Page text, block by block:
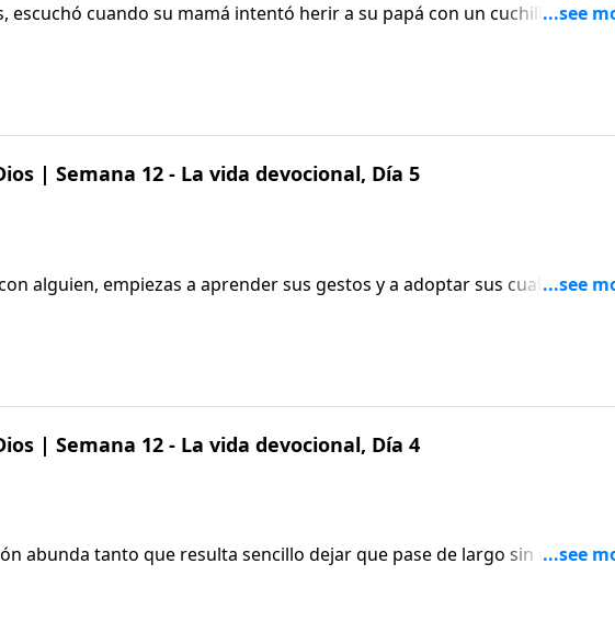
escuchó cuando su mamá intentó herir a su papá con un cuchillo. Pero
que sucedió dentro de su hogar, junto con una nueva y renovada
| Semana 12 - La vida devocional, Día 5
alguien, empiezas a aprender sus gestos y a adoptar sus cualidades.
tiempo con Dios para que los que te rodean vean Sus
| Semana 12 - La vida devocional, Día 4
abunda tanto que resulta sencillo dejar que pase de largo sin que
dejas pasar es la Palabra de Dios, eso sí puede acarrearte grandes